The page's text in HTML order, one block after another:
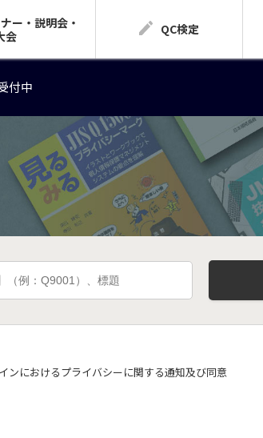
ー・説明会・
会
QC検定
付中
付中
付中
ンにおけるプライバシーに関する通知及び同意